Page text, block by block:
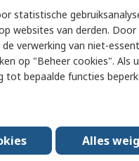
statistische
websites van derden. Door
verwerking van niet-
op "Beheer cookies". Als
tot bepaalde functies
Alles